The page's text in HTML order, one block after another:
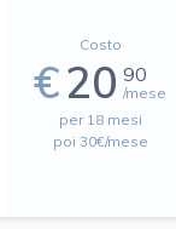
Costo
€20 90
/mese
per 18 mesi
poi 30€/mese